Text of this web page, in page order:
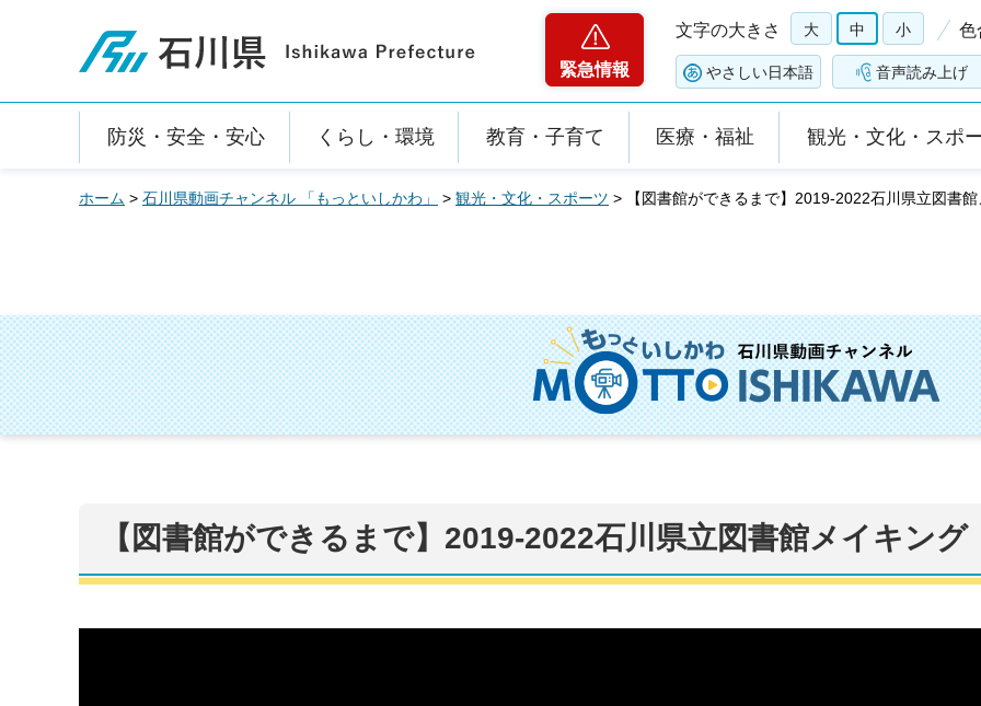
石川県
緊急情報
文字の大きさ 大 中 小 色
やさしい日本語 音声読み上げ
防災・安全・安心 くらし・環境 教育・子育て 医療・福祉 観光・文化・スポ
ホーム > 石川県動画チャンネル 「もっといしかわ」 > 観光・文化・スポーツ > 【図書館ができるまで】2019-2022石川県立図書
【図書館ができるまで】2019-2022石川県立図書館メイキング